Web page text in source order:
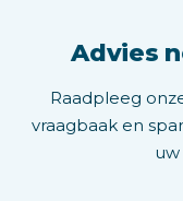
Advies
Raadpleeg
vraagbaak en
uw